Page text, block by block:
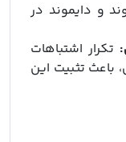
و دایموند در
تکرار اشتباهات
باعث تثبیت این